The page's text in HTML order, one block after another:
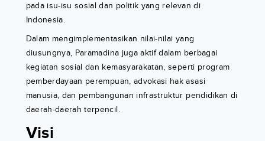
pada isu-isu sosial dan politik yang relevan di
Indonesia.
Dalam mengimplementasikan nilai-nilai yang
diusungnya, Paramadina juga aktif dalam berbagai
kegiatan sosial dan kemasyarakatan, seperti program
pemberdayaan perempuan, advokasi hak asasi
manusia, dan pembangunan infrastruktur pendidikan di
daerah-daerah terpencil.
Visi